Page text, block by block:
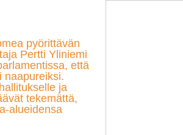
pyörittävän
Pertti Yliniemi
että
naapureiksi.
ja
tekemättä,
alueidensa